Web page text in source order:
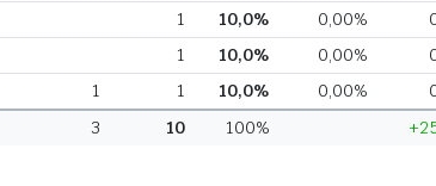
1 10,0% 0,00%
1 10,0% 0,00%
1 1 10,0% 0,00%
3 10 100%